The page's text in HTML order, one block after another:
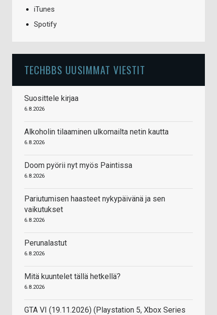
iTunes
Spotify
TECHBBS UUSIMMAT VIESTIT
Suosittele kirjaa
6.8.2026
Alkoholin tilaaminen ulkomailta netin kautta
6.8.2026
Doom pyörii nyt myös Paintissa
6.8.2026
Pariutumisen haasteet nykypäivänä ja sen
vaikutukset
6.8.2026
Perunalastut
6.8.2026
Mitä kuuntelet tällä hetkellä?
6.8.2026
GTA VI (19.11.2026) (Playstation 5, Xbox Series